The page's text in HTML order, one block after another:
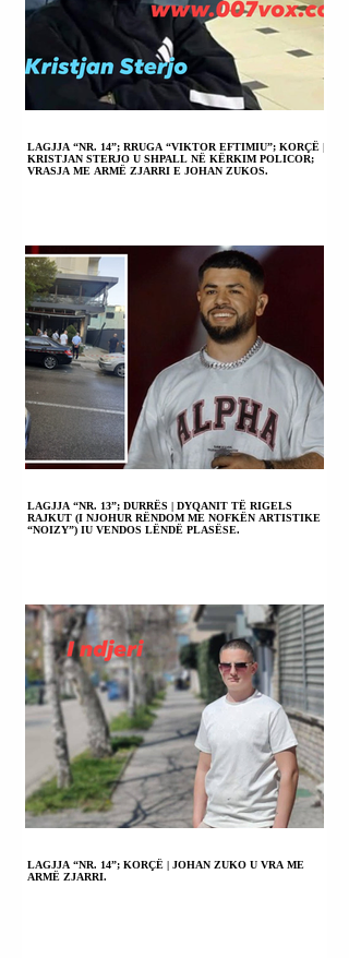
LAGJJA “NR. 14”; RRUGA “VIKTOR EFTIMIU”; KORÇË |
KRISTJAN STERJO U SHPALL NË KËRKIM POLICOR;
VRASJA ME ARMË ZJARRI E JOHAN ZUKOS.
LAGJJA “NR. 13”; DURRËS | DYQANIT TË RIGELS
RAJKUT (I NJOHUR RËNDOM ME NOFKËN ARTISTIKE
“NOIZY”) IU VENDOS LËNDË PLASËSE.
LAGJJA “NR. 14”; KORÇË | JOHAN ZUKO U VRA ME
ARMË ZJARRI.